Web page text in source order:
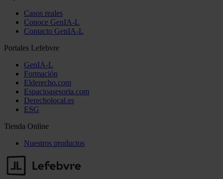
Casos reales
Conoce GenIA-L
Contacto GenIA-L
Portales Lefebvre
GenIA-L
Formación
Elderecho.com
Espacioasesoria.com
Derecholocal.es
ESG
Tienda Online
Nuestros productos